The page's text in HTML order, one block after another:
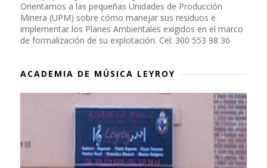
Orientamos a las pequeñas Unidades de Producción
Minera (UPM) sobre cómo manejar sus residuos e
implementar los Planes Ambientales exigidos en el marco
de formalización de su explotación. Cel: 300 553 98 36
ACADEMIA DE MÚSICA LEYROY